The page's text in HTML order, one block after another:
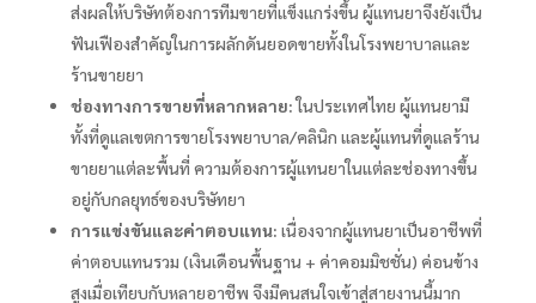
ส่งผลให้บริษัทต้องการทีมขายที่แข็งแกร่งขึ้น ผู้แทนยาจึงยังเป็น
ฟันเฟืองสำคัญในการผลักดันยอดขายทั้งในโรงพยาบาลและ
ร้านขายยา
ช่องทางการขายที่หลากหลาย:ในประเทศไทย ผู้แทนยามี
ทั้งที่ดูแลเขตการขายโรงพยาบาล/คลินิก และผู้แทนที่ดูแลร้าน
ขายยาแต่ละพื้นที่ ความต้องการผู้แทนยาในแต่ละช่องทางขึ้น
อยู่กับกลยุทธ์ของบริษัทยา
การแข่งขันและค่าตอบแทน: เนื่องจากผู้แทนยาเป็นอาชีพที่
ค่าตอบแทนรวม (เงินเดือนพื้นฐาน + ค่าคอมมิชชั่น) ค่อนข้าง
สูงเมื่อเทียบกับหลายอาชีพ จึงมีคนสนใจเข้าสู่สายงานนี้มาก